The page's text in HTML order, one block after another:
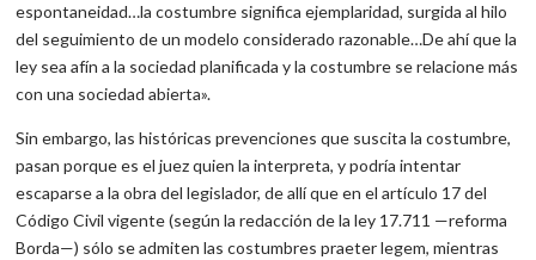
espontaneidad…la costumbre significa ejemplaridad, surgida al hilo
del seguimiento de un modelo considerado razonable…De ahí que la
ley sea afín a la sociedad planificada y la costumbre se relacione más
con una sociedad abierta».
Sin embargo, las históricas prevenciones que suscita la costumbre,
pasan porque es el juez quien la interpreta, y podría intentar
escaparse a la obra del legislador, de allí que en el artículo 17 del
Código Civil vigente (según la redacción de la ley 17.711 —reforma
Borda—) sólo se admiten las costumbres praeter legem, mientras